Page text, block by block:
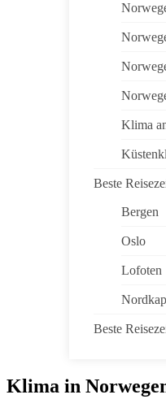
Klima
Beste
Bergen
Oslo
Lofoten
Nordkap
Beste
Klima in